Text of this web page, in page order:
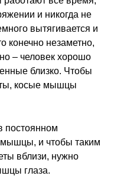
и никогда не
вытягивается и
конечно незаметно,
– человек хорошо
близко. Чтобы
косые мышцы
постоянном
и чтобы таким
вблизи, нужно
глаза.